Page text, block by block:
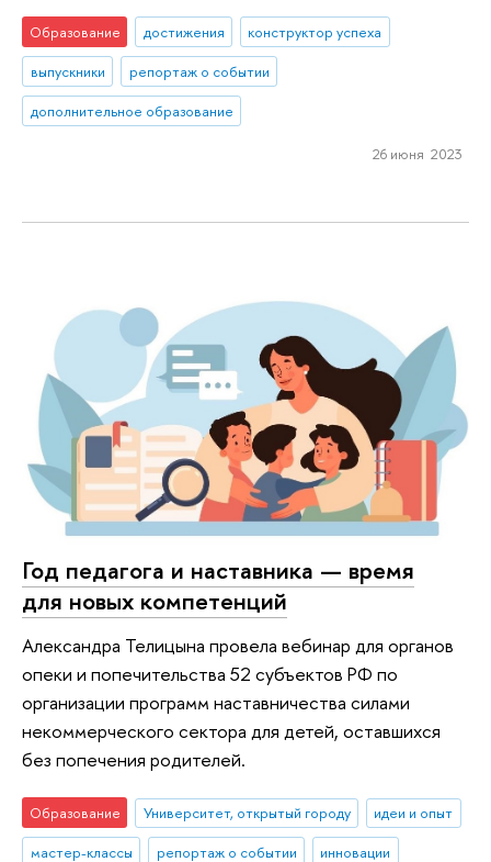
Образование достижения
конструктор успеха
выпускники
репортаж о событии
дополнительное образование
26 июня 2023
Год педагога и наставника — время
для новых компетенций
Александра Телицына провела вебинар для органов
опеки и попечительства 52 субъектов РФ по
организации программ наставничества силами
некоммерческого сектора для детей, оставшихся
без попечения родителей.
Образование Университет, открытый городу
идеи и опыт
мастер-классы
репортаж о событии инновации